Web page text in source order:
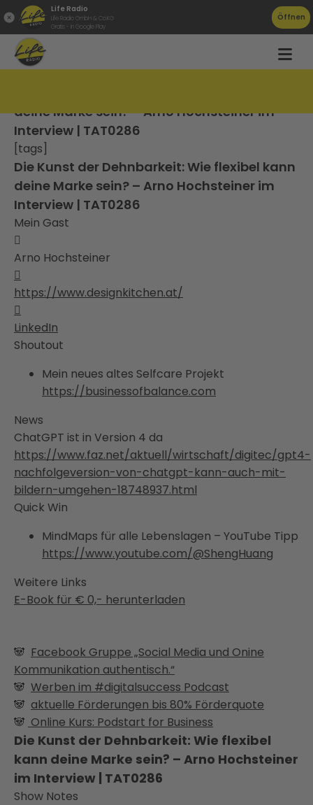
Life Radio
Life Radio GmbH & Co.KG
Gratis - in Google Play
Öffnen
deine Marke sein? – Arno Hochsteiner im
Interview | TAT0286
[tags]
Die Kunst der Dehnbarkeit: Wie flexibel kann
deine Marke sein? – Arno Hochsteiner im
Interview | TAT0286
Mein Gast

Arno Hochsteiner

https://www.designkitchen.at/

LinkedIn
Shoutout
Mein neues altes Selfcare Projekt
https://businessofbalance.com
News
ChatGPT ist in Version 4 da
https://www.faz.net/aktuell/wirtschaft/digitec/gpt4-
nachfolgeversion-von-chatgpt-kann-auch-mit-
bildern-umgehen-18748937.html
Quick Win
MindMaps für alle Lebenslagen – YouTube Tipp
https://www.youtube.com/@ShengHuang
Weitere Links
E-Book für € 0,- herunterladen
🐼 Facebook Gruppe „Social Media und Onine
Kommunikation authentisch.“
🐼 Werben im #digitalsuccess Podcast
🐼 aktuelle Förderungen bis 80% Förderquote
🐼 Online Kurs: Podstart for Business
Die Kunst der Dehnbarkeit: Wie flexibel
kann deine Marke sein? – Arno Hochsteiner
im Interview | TAT0286
Show Notes